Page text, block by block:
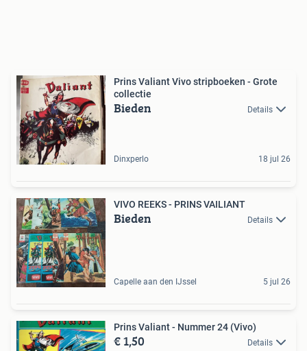
Prins Valiant Vivo stripboeken - Grote
collectie
Bieden Details
Dinxperlo 18 jul 26
VIVO REEKS - PRINS VAILIANT
Bieden Details
Capelle aan den IJssel 5 jul 26
Prins Valiant - Nummer 24 (Vivo)
€ 1,50 Details